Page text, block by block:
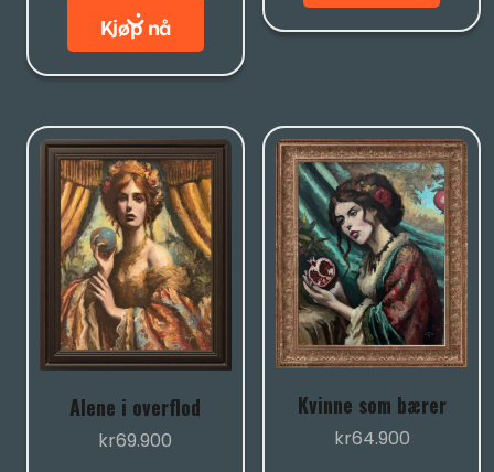
Alene i overflod
kr69.900
Kvinne som bærer
kr64.900